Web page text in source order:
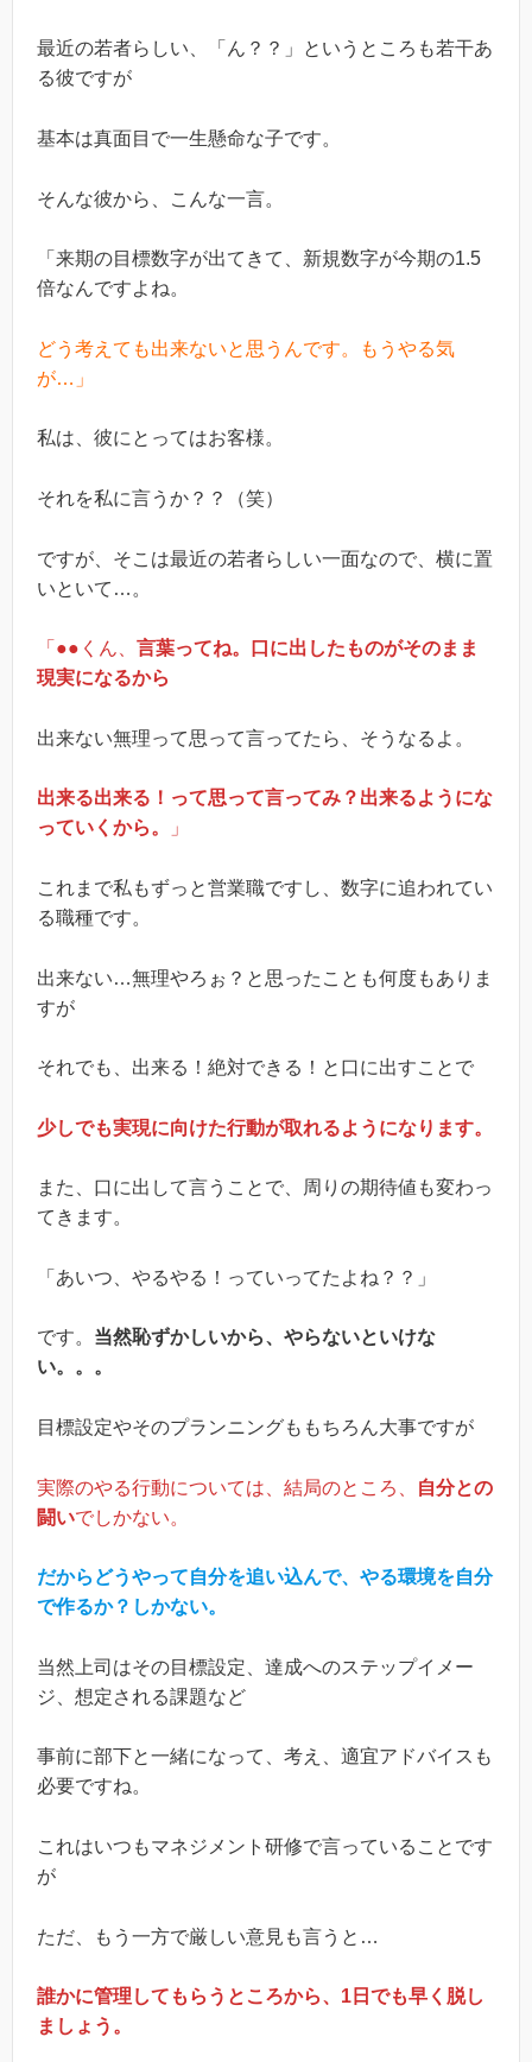
最近の若者らしい、「ん？？」というところも若干あ
る彼ですが
基本は真面目で一生懸命な子です。
そんな彼から、こんな一言。
「来期の目標数字が出てきて、新規数字が今期の1.5
倍なんですよね。
どう考えても出来ないと思うんです。もうやる気
が…」
私は、彼にとってはお客様。
それを私に言うか？？（笑）
ですが、そこは最近の若者らしい一面なので、横に置
いといて…。
「●●くん、 言葉ってね。口に出したものがそのまま
現実になるから
出来ない無理って思って言ってたら、そうなるよ。
出来る出来る！って思って言ってみ？出来るようにな
っていくから。
」
これまで私もずっと営業職ですし、数字に追われてい
る職種です。
出来ない…無理やろぉ？と思ったことも何度もありま
すが
それでも、出来る！絶対できる！と口に出すことで
少しでも実現に向けた行動が取れるようになります。
また、口に出して言うことで、周りの期待値も変わっ
てきます。
「あいつ、やるやる！っていってたよね？？」
です。 当然恥ずかしいから、やらないといけな
い。。。
目標設定やそのプランニングももちろん大事ですが
実際のやる行動については、結局のところ、
自分との
闘いでしかない。
だからどうやって自分を追い込んで、やる環境を自分
で作るか？しかない。
当然上司はその目標設定、達成へのステップイメー
ジ、想定される課題など
事前に部下と一緒になって、考え、適宜アドバイスも
必要ですね。
これはいつもマネジメント研修で言っていることです
が
ただ、もう一方で厳しい意見も言うと…
誰かに管理してもらうところから、1日でも早く脱し
ましょう。